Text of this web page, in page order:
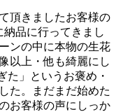
頂きましたお客様の
品に行ってきまし
ンの中に本物の生花
以上・他も綺麗にし
た」というお褒め・
た。まだまだ始めた
お客様の声にしっか